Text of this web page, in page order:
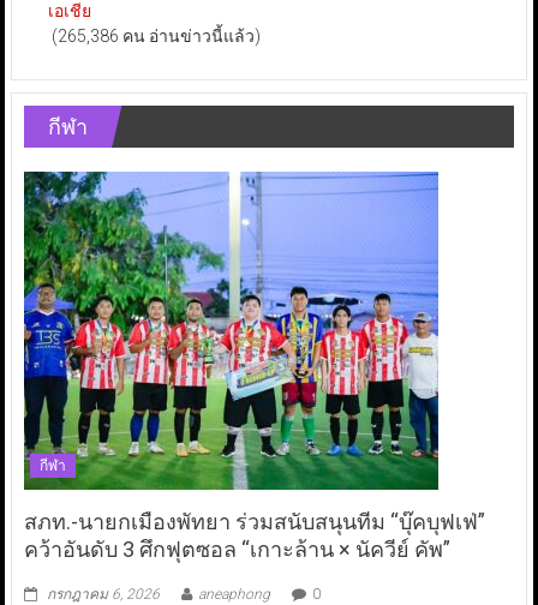
เอเชีย
(265,386 คน อ่านข่าวนี้แล้ว)
กีฬา
กีฬา
สภท.-นายกเมืองพัทยา ร่วมสนับสนุนทีม “บุ๊คบุฟเฟ่”
คว้าอันดับ 3 ศึกฟุตซอล “เกาะล้าน × นัควีย์ คัพ”
กรกฎาคม 6, 2026 aneaphong 0